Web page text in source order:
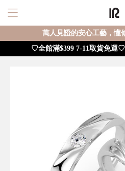
萬人見證的安心工藝，懂
♡全館滿$399 7-11取貨免運♡